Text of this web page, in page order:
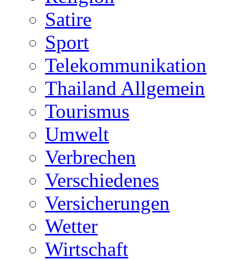
Satire
Sport
Telekommunikation
Thailand Allgemein
Tourismus
Umwelt
Verbrechen
Verschiedenes
Versicherungen
Wetter
Wirtschaft